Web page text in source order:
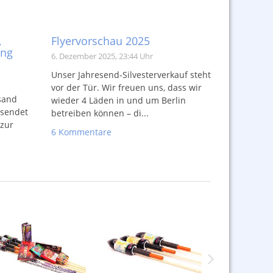
Flyervorschau 2025
6. Dezember 2025, 23:44 Uhr
Unser Jahresend-Silvesterverkauf steht
vor der Tür. Wir freuen uns, dass wir
wieder 4 Läden in und um Berlin
betreiben können – di...
6 Kommentare